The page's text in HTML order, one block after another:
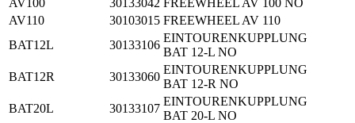
AV100
30133042 FREEWHEEL AV 100 NO
AV110
30103015 FREEWHEEL AV 110
BAT12L
30133106
EINTOURENKUPPLUNG
BAT 12-L NO
BAT12R
30133060
EINTOURENKUPPLUNG
BAT 12-R NO
BAT20L
30133107
EINTOURENKUPPLUNG
BAT 20-L NO